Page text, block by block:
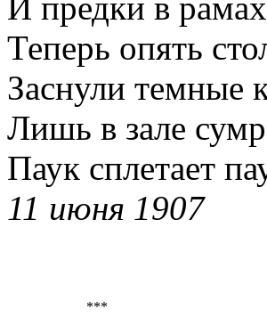
Теперь опять
Заснули темные
Лишь в зале
Паук сплетает
11 июня 1907
***